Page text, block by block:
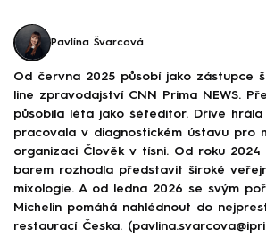
Pavlína Švarcová
Od června 2025 působí jako zástupce
line zpravodajství CNN Prima NEWS.
působila léta jako šéfeditor. Dříve hrála
pracovala v diagnostickém ústavu pro
organizaci Člověk v tísni. Od roku
barem rozhodla představit široké
mixologie. A od ledna 2026 se svým
Michelin pomáhá nahlédnout do
restaurací Česka.